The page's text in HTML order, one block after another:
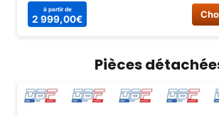
enfant est complète et bien équipée.
la version 3+1 avec boîte semi-auto ou
à partir de
2 999,00€
Pièces